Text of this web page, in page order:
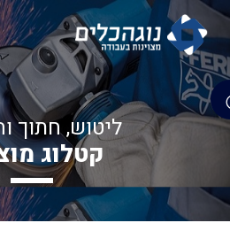
ליטוש, חתוך
קטלוג